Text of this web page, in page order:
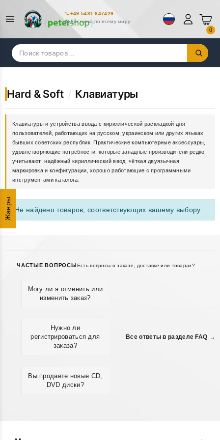
+49 5481 847429
Доставка по всему миру
0
Искать:
Жанры
Hard & Soft / Клавиатуры
Клавиатуры и устройства ввода с кириллической раскладкой для
пользователей, работающих на русском, украинском или других языках
бывших советских республик. Практические компьютерные аксессуары,
удовлетворяющие потребности, которые западные производители редко
учитывают: надёжный кириллический ввод, чёткая двуязычная
маркировка и конфигурации, хорошо работающие с программными
инструментами каталога.
Не найдено товаров, соответствующих вашему выбору
ЧАСТЫЕ ВОПРОСЫ Есть вопросы о заказе, доставке или товарах?
Могу ли я отменить или
изменить заказ?
Нужно ли
регистрироваться для
заказа?
Вы продаете новые CD,
DVD диски?
Все ответы в разделе FAQ →